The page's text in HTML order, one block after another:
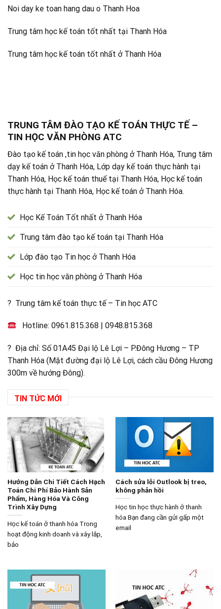
Noi day ke toan hang dau o Thanh Hoa
Trung tâm học kế toán tốt nhất tại Thanh Hóa
Trung tâm học kế toán tốt nhất ở Thanh Hóa
TRUNG TÂM ĐÀO TẠO KẾ TOÁN THỰC TẾ –
TIN HỌC VĂN PHÒNG ATC
Đào tạo kế toán ,tin học văn phòng ở Thanh Hóa, Trung tâm
dạy kế toán ở Thanh Hóa, Lớp dạy kế toán thực hành tại
Thanh Hóa, Học kế toán thuế tại Thanh Hóa, Học kế toán
thực hành tại Thanh Hóa, Học kế toán ở Thanh Hóa.
Học Kế Toán Tốt nhất ở Thanh Hóa
Trung tâm đào tạo kế toán tại Thanh Hóa
Lớp đào tạo Tin học ở Thanh Hóa
Học tin học văn phòng ở Thanh Hóa
? Trung tâm kế toán thực tế – Tin học ATC
Hotline:0961.815.368 |0948.815.368
? Địa chỉ: Số 01A45 Đại lộ Lê Lợi – P.Đông Hương – TP
Thanh Hóa (Mặt đường đại lộ Lê Lợi, cách cầu Đông Hương
300m về hướng Đông).
TIN TỨC MỚI
Hướng Dẫn Chi Tiết Cách Hạch
Toán Chi Phí Bảo Hành Sản
Phẩm, Hàng Hóa Và Công
Trình Xây Dựng
Học kế toán ở thanh hóa Trong
hoạt động kinh doanh và xây lắp,
bảo
Cách sửa lỗi Outlook bị treo,
không phản hồi
Học tin học thực hành ở thanh
hóa Bạn đang cần gửi gấp một
email